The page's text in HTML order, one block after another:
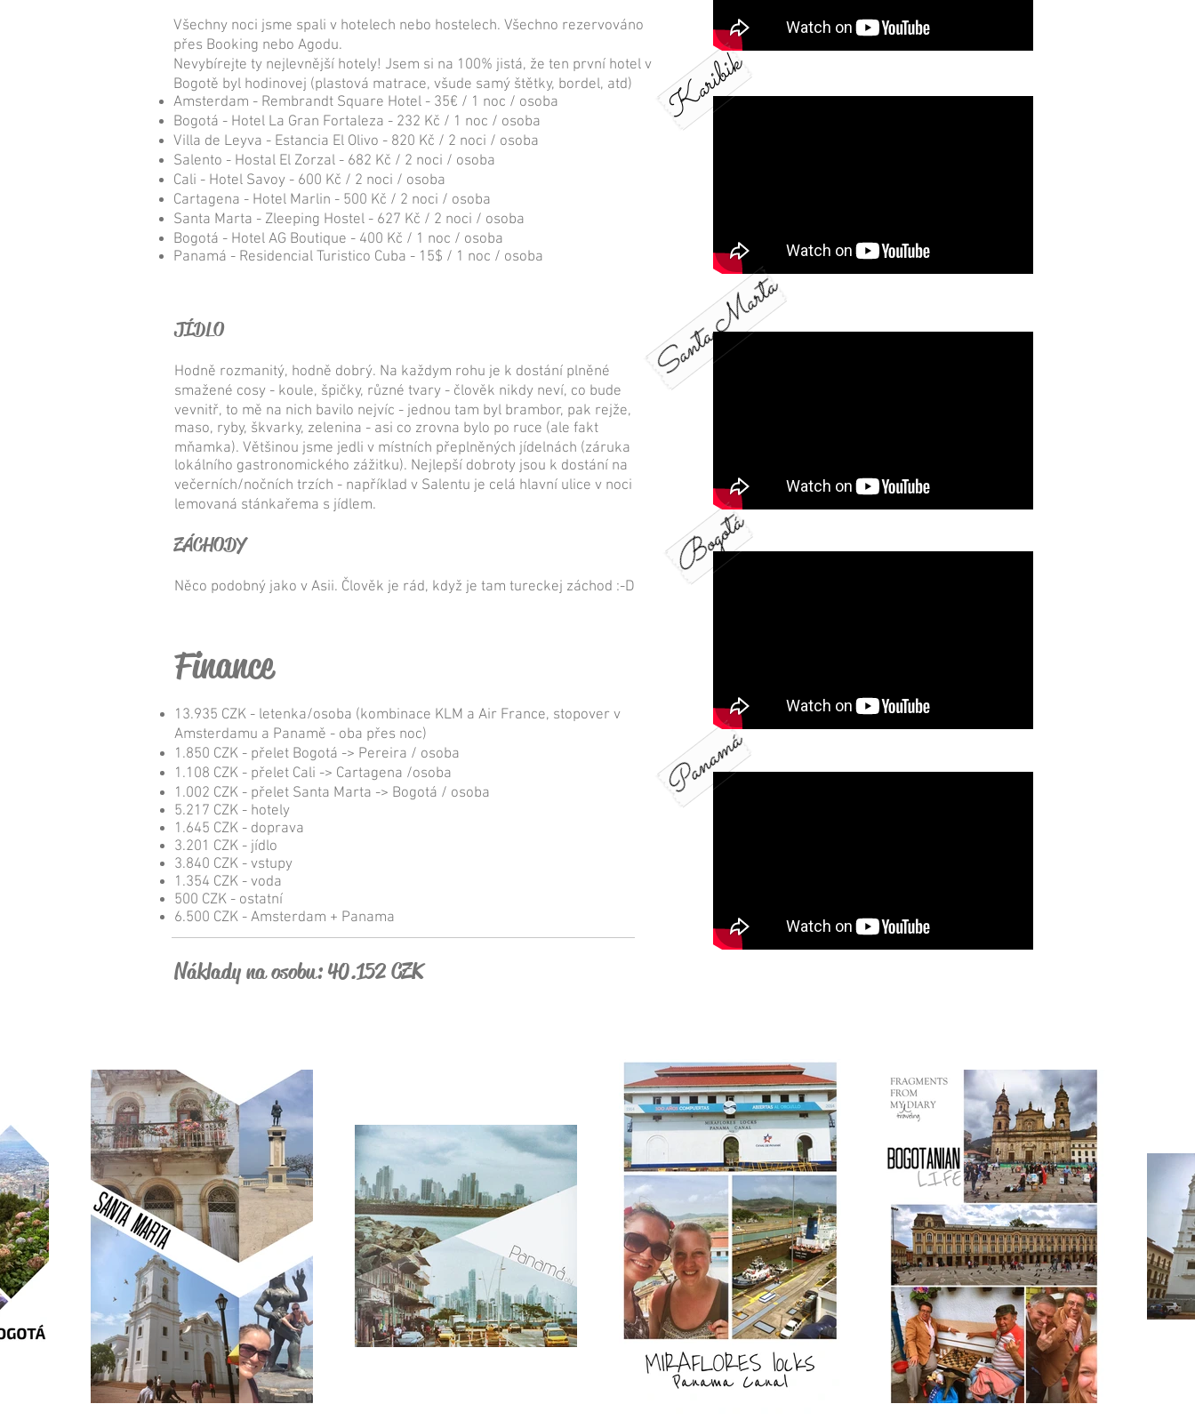
Všechny noci jsme spali v hotelech nebo hostelech. Všechno rezervováno
přes Booking nebo Agodu.
Nevybírejte ty nejlevnější hotely! Jsem si na 100% jistá, že ten první hotel v
Bogotě byl hodinovej (plastová matrace, všude samý štětky, bordel, atd)
Amsterdam - Rembrandt Square Hotel - 35€ / 1 noc / osoba
Bogotá - Hotel La Gran Fortaleza - 232 Kč / 1 noc / osoba
Villa de Leyva - Estancia El Olivo - 820 Kč / 2 noci / osoba
Salento - Hostal El Zorzal - 682 Kč / 2 noci / osoba
Cali - Hotel Savoy - 600 Kč / 2 noci / osoba
Cartagena - Hotel Marlin - 500 Kč / 2 noci / osoba
Santa Marta - Zleeping Hostel - 627 Kč / 2 noci / osoba
Bogotá - Hotel AG Boutique - 400 Kč / 1 noc / osoba
Panamá - Residencial Turistico Cuba - 15$ / 1 noc / osoba
Karibik
Finance
13.935 CZK - letenka/osoba (kombinace KLM a Air France, stopover v
Amsterdamu a Panamě - oba přes noc)
1.850 CZK - přelet Bogotá -> Pereira / osoba
1.108 CZK - přelet Cali -> Cartagena /osoba
1.002 CZK - přelet Santa Marta -> Bogotá / osoba
5.217 CZK - hotely
1.645 CZK - doprava
3.201 CZK - jídlo
3.840 CZK - vstupy
1.354 CZK - voda
500 CZK - ostatní
6.500 CZK - Amsterdam + Panama​
JÍDLO
Hodně rozmanitý, hodně dobrý. Na každym rohu je k dostání plněné
smažené cosy - koule, špičky, různé tvary - člověk nikdy neví, co bude
vevnitř, to mě na nich bavilo nejvíc - jednou tam byl brambor, pak rejže,
maso, ryby, škvarky, zelenina - asi co zrovna bylo po ruce (ale fakt
mňamka). Většinou jsme jedli v místních přeplněných jídelnách (záruka
lokálního gastronomického zážitku). Nejlepší dobroty jsou k dostání na
večerních/nočních trzích - například v Salentu je celá hlavní ulice v noci
lemovaná stánkařema s jídlem.
ZÁCHODY
Něco podobný jako v Asii. Člověk je rád, když je tam tureckej záchod :-D
Santa Marta
Bogotá
Panamá
Náklady na osobu: 40.152 CZK